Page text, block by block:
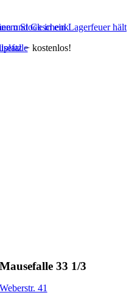
− kostenlos!
Mausefalle 33 1/3
Weberstr. 41